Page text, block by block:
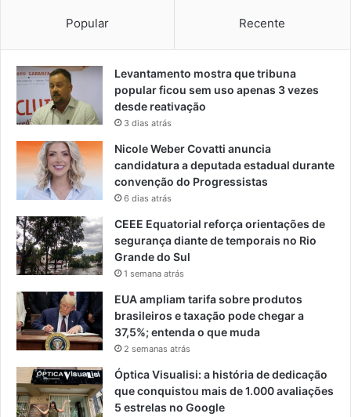
Popular Recente
Levantamento mostra que tribuna
popular ficou sem uso apenas 3 vezes
desde reativação
3 dias atrás
Nicole Weber Covatti anuncia
candidatura a deputada estadual durante
convenção do Progressistas
6 dias atrás
CEEE Equatorial reforça orientações de
segurança diante de temporais no Rio
Grande do Sul
1 semana atrás
EUA ampliam tarifa sobre produtos
brasileiros e taxação pode chegar a
37,5%; entenda o que muda
2 semanas atrás
Óptica Visualisi: a história de dedicação
que conquistou mais de 1.000 avaliações
5 estrelas no Google